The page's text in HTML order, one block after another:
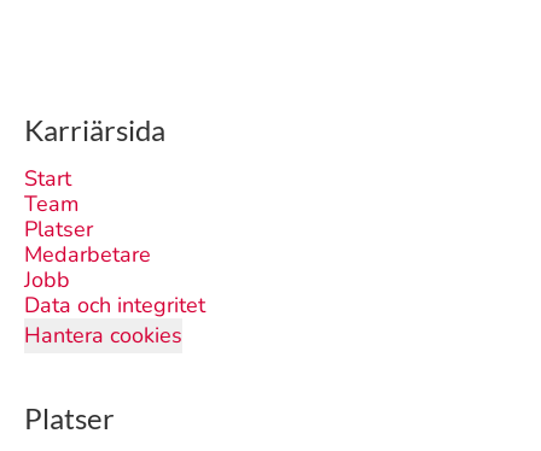
Karriärsida
Start
Team
Platser
Medarbetare
Jobb
Data och integritet
Hantera cookies
Platser